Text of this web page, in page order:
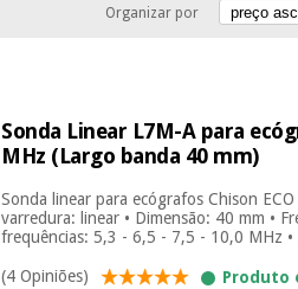
Organizar por
Sonda Linear L7M-A para
MHz (Largo banda 40 mm)
Sonda linear para ecógrafos Chison
varredura: linear • Dimensão: 40 mm •
frequências: 5,3 - 6,5 - 7,5 - 10,0 MHz
(4 Opiniões)
Produto